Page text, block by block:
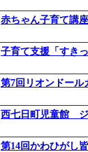
赤ちゃん子育て講
子育て支援「すきっ
第7回リオンドール
西七日町児童館
第14回かわひがし